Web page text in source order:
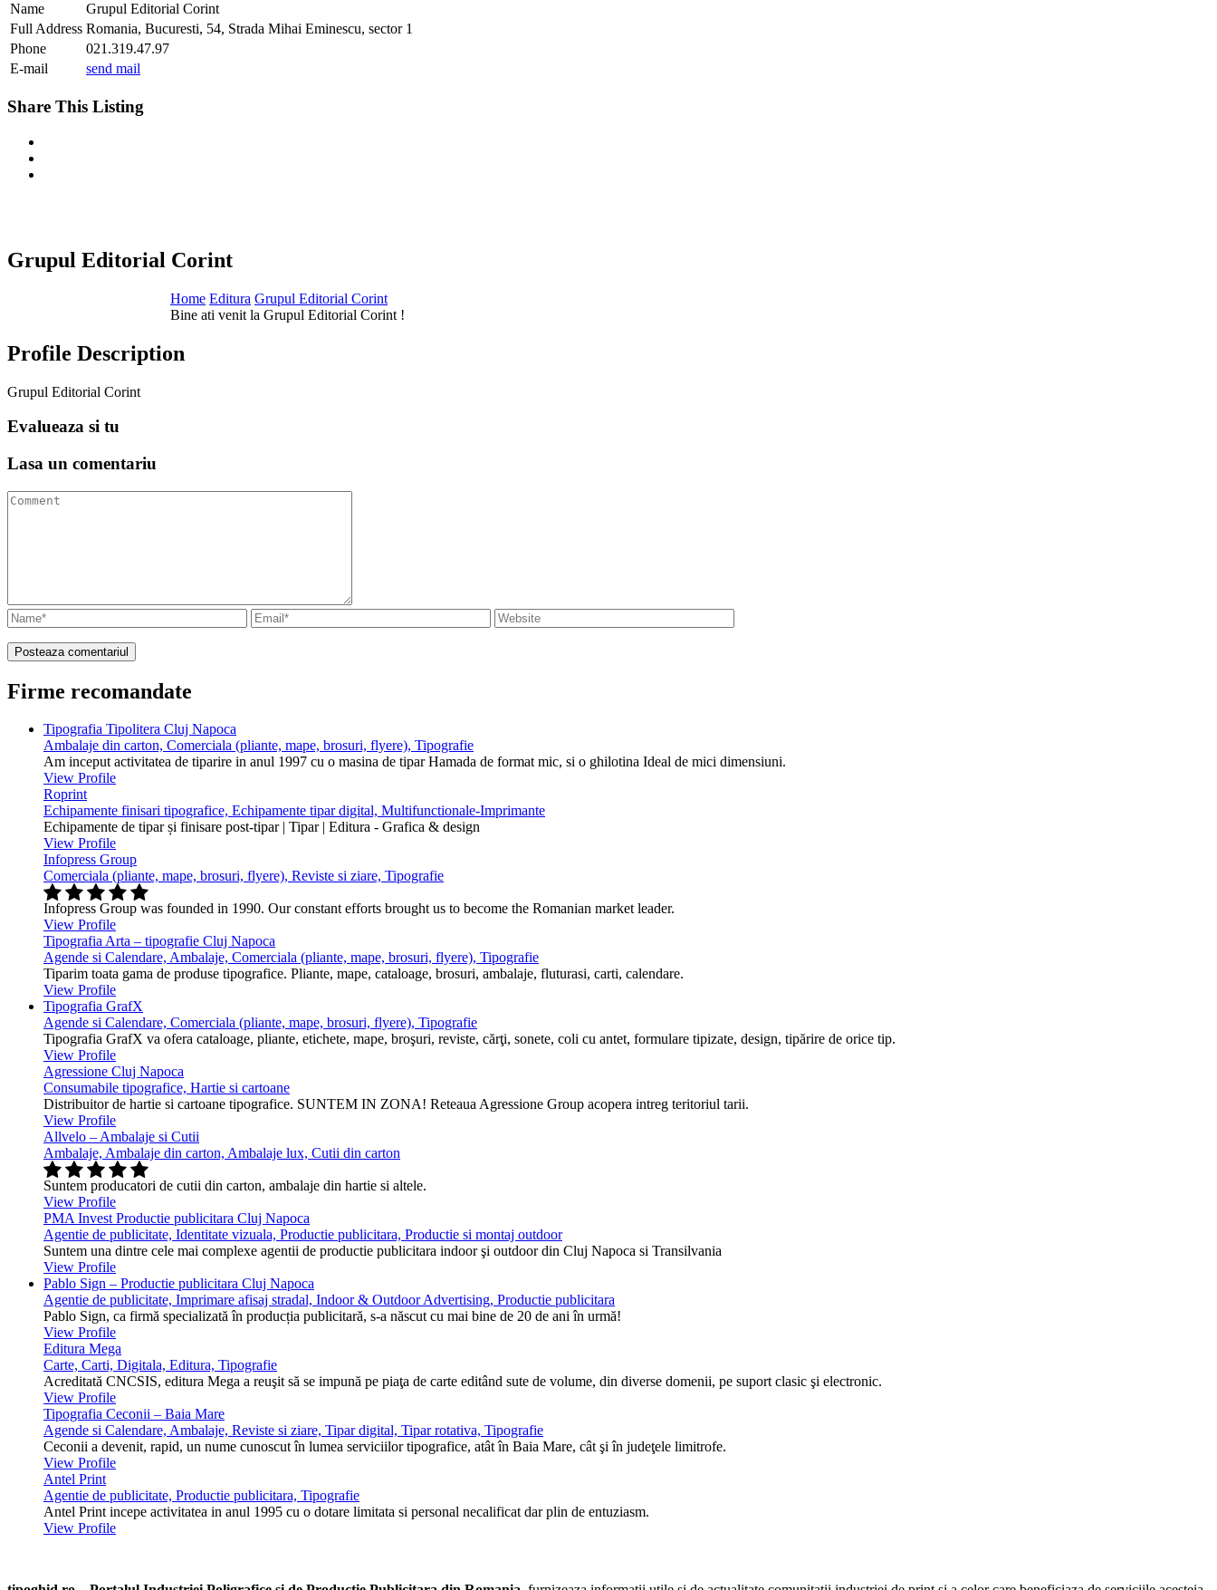
Name
Grupul Editorial Corint
Full Address Romania, Bucuresti, 54, Strada Mihai Eminescu, sector 1
Phone
021.319.47.97
E-mail
send mail
Share This Listing
Grupul Editorial Corint
Home Editura Grupul Editorial Corint
Bine ati venit la Grupul Editorial Corint !
Profile Description
Grupul Editorial Corint
Evalueaza si tu
Lasa un comentariu
Firme recomandate
Tipografia Tipolitera Cluj Napoca
Ambalaje din carton, Comerciala (pliante, mape, brosuri, flyere), Tipografie
Am inceput activitatea de tiparire in anul 1997 cu o masina de tipar Hamada de format mic, si o ghilotina Ideal de mici dimensiuni.
View Profile
Roprint
Echipamente finisari tipografice, Echipamente tipar digital, Multifunctionale-Imprimante
Echipamente de tipar și finisare post-tipar | Tipar | Editura - Grafica & design
View Profile
Infopress Group
Comerciala (pliante, mape, brosuri, flyere), Reviste si ziare, Tipografie
Infopress Group was founded in 1990. Our constant efforts brought us to become the Romanian market leader.
View Profile
Tipografia Arta – tipografie Cluj Napoca
Agende si Calendare, Ambalaje, Comerciala (pliante, mape, brosuri, flyere), Tipografie
Tiparim toata gama de produse tipografice. Pliante, mape, cataloage, brosuri, ambalaje, fluturasi, carti, calendare.
View Profile
Tipografia GrafX
Agende si Calendare, Comerciala (pliante, mape, brosuri, flyere), Tipografie
Tipografia GrafX va ofera cataloage, pliante, etichete, mape, broşuri, reviste, cărţi, sonete, coli cu antet, formulare tipizate, design, tipărire de orice tip.
View Profile
Agressione Cluj Napoca
Consumabile tipografice, Hartie si cartoane
Distribuitor de hartie si cartoane tipografice. SUNTEM IN ZONA! Reteaua Agressione Group acopera intreg teritoriul tarii.
View Profile
Allvelo – Ambalaje si Cutii
Ambalaje, Ambalaje din carton, Ambalaje lux, Cutii din carton
Suntem producatori de cutii din carton, ambalaje din hartie si altele.
View Profile
PMA Invest Productie publicitara Cluj Napoca
Agentie de publicitate, Identitate vizuala, Productie publicitara, Productie si montaj outdoor
Suntem una dintre cele mai complexe agentii de productie publicitara indoor şi outdoor din Cluj Napoca si Transilvania
View Profile
Pablo Sign – Productie publicitara Cluj Napoca
Agentie de publicitate, Imprimare afisaj stradal, Indoor & Outdoor Advertising, Productie publicitara
Pablo Sign, ca firmă specializată în producția publicitară, s-a născut cu mai bine de 20 de ani în urmă!
View Profile
Editura Mega
Carte, Carti, Digitala, Editura, Tipografie
Acreditată CNCSIS, editura Mega a reuşit să se impună pe piaţa de carte editând sute de volume, din diverse domenii, pe suport clasic şi electronic.
View Profile
Tipografia Ceconii – Baia Mare
Agende si Calendare, Ambalaje, Reviste si ziare, Tipar digital, Tipar rotativa, Tipografie
Ceconii a devenit, rapid, un nume cunoscut în lumea serviciilor tipografice, atât în Baia Mare, cât şi în judeţele limitrofe.
View Profile
Antel Print
Agentie de publicitate, Productie publicitara, Tipografie
Antel Print incepe activitatea in anul 1995 cu o dotare limitata si personal necalificat dar plin de entuziasm.
View Profile